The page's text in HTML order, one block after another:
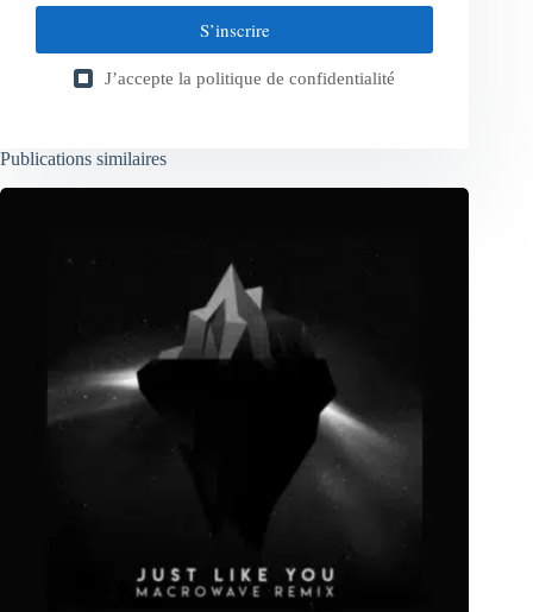
S’inscrire
J’accepte la politique de confidentialité
Publications similaires